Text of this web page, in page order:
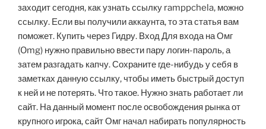
заходит сегодня, как узнать ссылку ramppchela, можно
ссылку. Если вы получили аккаунта, то эта статья вам
поможет. Купить через Гидру. Вход Для входа на Омг
(Omg) нужно правильно ввести пару логин-пароль, а
затем разгадать капчу. Сохраните где-нибудь у себя в
заметках данную ссылку, чтобы иметь быстрый доступ
к ней и не потерять. Что такое. Нужно знать работает ли
сайт. На данный момент после освобождения рынка от
крупного игрока, сайт Омг начал набирать популярность